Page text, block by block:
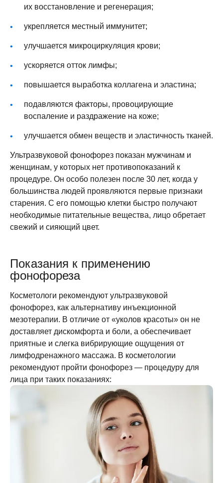
их восстановление и регенерация;
укрепляется местный иммунитет;
улучшается микроциркуляция крови;
ускоряется отток лимфы;
повышается выработка коллагена и эластина;
подавляются факторы, провоцирующие
воспаление и раздражение на коже;
улучшается обмен веществ и эластичность тканей.
Ультразвуковой фонофорез показан мужчинам и
женщинам, у которых нет противопоказаний к
процедуре. Он особо полезен после 30 лет, когда у
большинства людей проявляются первые признаки
старения. С его помощью клетки быстро получают
необходимые питательные вещества, лицо обретает
свежий и сияющий цвет.
Показания к применению
фонофореза
Косметологи рекомендуют ультразвуковой
фонофорез, как альтернативу инъекционной
мезотерапии. В отличие от «уколов красоты» он не
доставляет дискомфорта и боли, а обеспечивает
приятные и слегка вибрирующие ощущения от
лимфодренажного массажа. В косметологии
рекомендуют пройти фонофорез — процедуру для
лица при таких показаниях: